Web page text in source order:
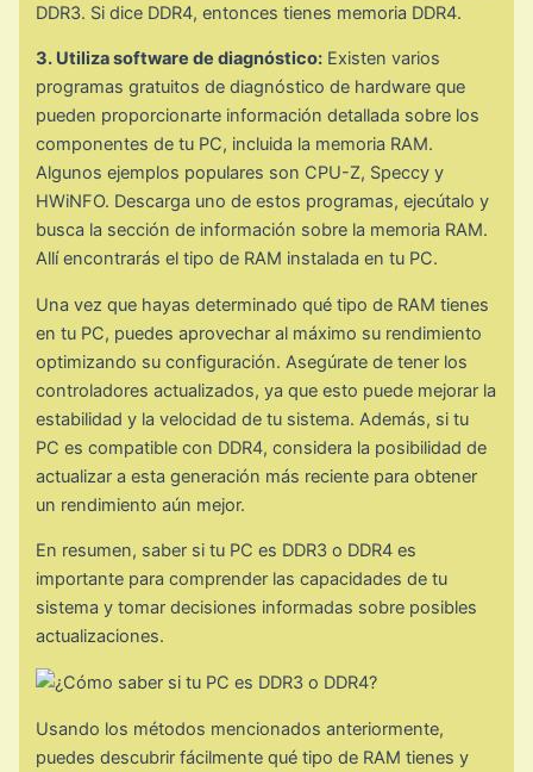
DDR3. Si dice DDR4, entonces tienes memoria DDR4.
3. Utiliza software de diagnóstico: Existen varios
programas gratuitos de diagnóstico de hardware que
pueden proporcionarte información detallada sobre los
componentes de tu PC, incluida la memoria RAM.
Algunos ejemplos populares son CPU-Z, Speccy y
HWiNFO. Descarga uno de estos programas, ejecútalo y
busca la sección de información sobre la memoria RAM.
Allí encontrarás el tipo de RAM instalada en tu PC.
Una vez que hayas determinado qué tipo de RAM tienes
en tu PC, puedes aprovechar al máximo su rendimiento
optimizando su configuración. Asegúrate de tener los
controladores actualizados, ya que esto puede mejorar la
estabilidad y la velocidad de tu sistema. Además, si tu
PC es compatible con DDR4, considera la posibilidad de
actualizar a esta generación más reciente para obtener
un rendimiento aún mejor.
En resumen, saber si tu PC es DDR3 o DDR4 es
importante para comprender las capacidades de tu
sistema y tomar decisiones informadas sobre posibles
actualizaciones.
Usando los métodos mencionados anteriormente,
puedes descubrir fácilmente qué tipo de RAM tienes y